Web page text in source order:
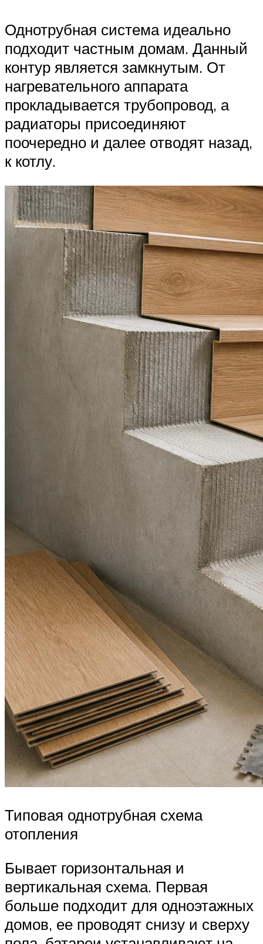
Однотрубная система идеально
подходит частным домам. Данный
контур является замкнутым. От
нагревательного аппарата
прокладывается трубопровод, а
радиаторы присоединяют
поочередно и далее отводят назад,
к котлу.
Типовая однотрубная схема
отопления
Бывает горизонтальная и
вертикальная схема. Первая
больше подходит для одноэтажных
домов, ее проводят снизу и сверху